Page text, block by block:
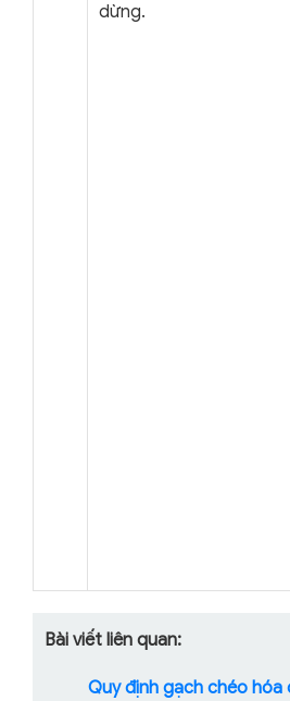
dừng.
Bài viết liên quan:
Quy định gạch chéo hóa